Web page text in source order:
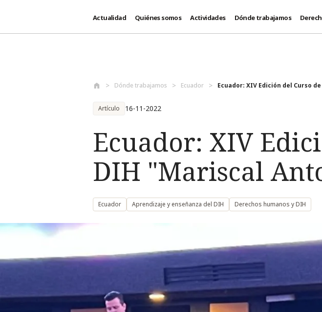
Actualidad Quiénes somos Actividades Dónde trabajamos
Dónde trabajamos Ecuador Ecuador: XIV Edición del Curso
Artículo 16-11-2022
Ecuador: XIV
DIH "Mariscal
Ecuador Aprendizaje y enseñanza del DIH Derechos humanos y DIH